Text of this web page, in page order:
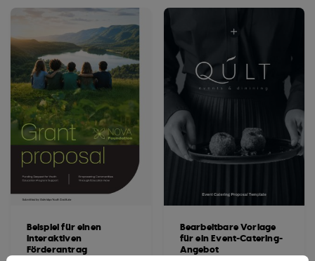
Beispiel für einen
interaktiven
Förderantrag
Bearbeitbare Vorlage
für ein Event-Catering-
Angebot